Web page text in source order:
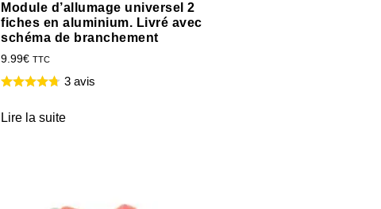
Module d’allumage universel 2
fiches en aluminium. Livré avec
schéma de branchement
9.99€ TTC
3 avis
Lire la suite